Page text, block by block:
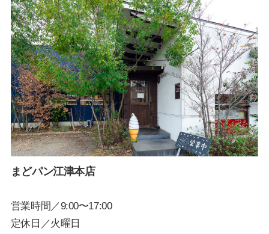
まどパン江津本店
営業時間／9:00〜17:00
定休日／火曜日